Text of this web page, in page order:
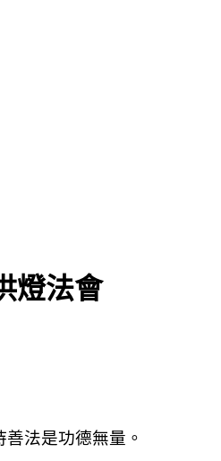
燈法會
善法是功德無量 。